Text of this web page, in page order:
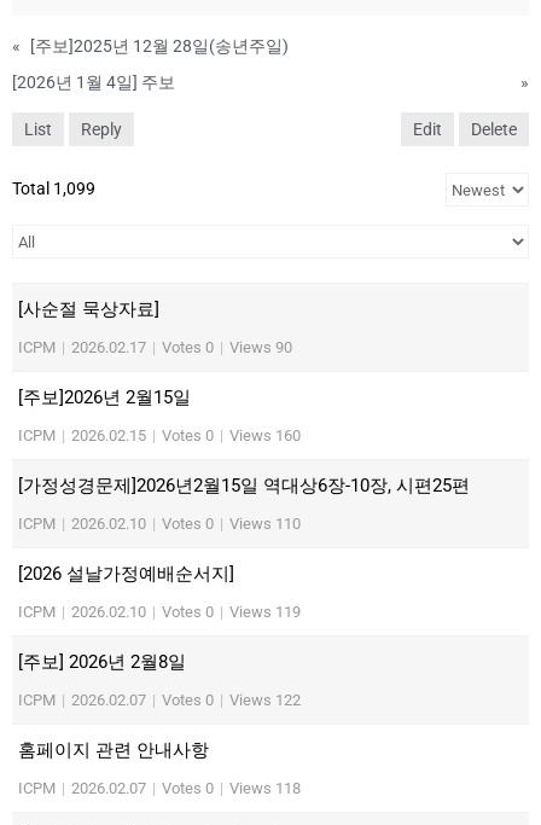
«
[주보]2025년 12월 28일(송년주일)
[2026년 1월 4일] 주보
»
List Reply Edit Delete
Total 1,099
[사순절 묵상자료]
ICPM | 2026.02.17 | Votes 0 | Views 90
[주보]2026년 2월15일
ICPM | 2026.02.15 | Votes 0 | Views 160
[가정성경문제]2026년2월15일 역대상6장-10장, 시편25편
ICPM | 2026.02.10 | Votes 0 | Views 110
[2026 설날가정예배순서지]
ICPM | 2026.02.10 | Votes 0 | Views 119
[주보] 2026년 2월8일
ICPM | 2026.02.07 | Votes 0 | Views 122
홈페이지 관련 안내사항
ICPM | 2026.02.07 | Votes 0 | Views 118